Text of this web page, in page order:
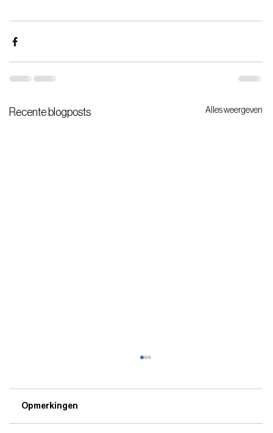
Recente blogposts Alles weergeven
Opmerkingen